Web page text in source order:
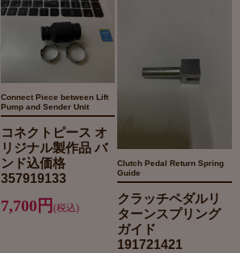
Connect Piece between Lift
Pump and Sender Unit
コネクトピース オ
リジナル製作品 バ
ンド込価格
357919133
7,700円 (税込)
Clutch Pedal Return Spring
Guide
クラッチペダルリ
ターンスプリング
ガイド
191721421